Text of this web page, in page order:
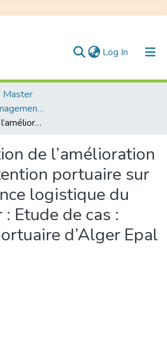
Log In (current)
Master
Distribution et Management de la Chaîne Logistique
La contribution de l’amélioration de la manutention portuaire sur la performance logistique du port d’Alger : Etude de cas : entreprise portuaire d’Alger Epal
de l’amélioration
portuaire sur
logistique du
Etude de cas :
d’Alger Epal